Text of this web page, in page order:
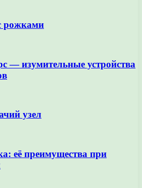
рожками
— изумительные устройства
узел
её преимущества при